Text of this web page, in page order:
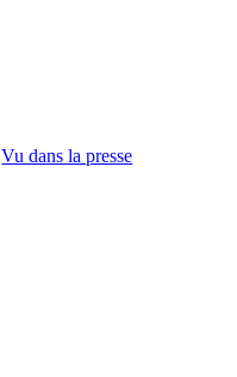
Vu dans la presse